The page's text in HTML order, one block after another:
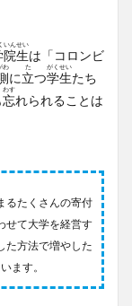
院
いん
生
せい
は「コロンビ
わ
に立
た
つ学
がく
生
せい
たち
忘
わす
れられることは
るたくさんの寄付
せて大学を経営す
た方法で増やした
ます。